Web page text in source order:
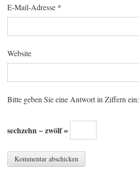
E-Mail-Adresse *
Website
Bitte geben Sie eine Antwort in Ziffern ein:
sechzehn − zwölf =